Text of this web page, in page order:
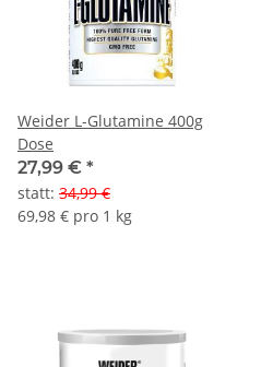
Weider L-Glutamine 400g
Dose
27,99 € *
statt: 34,99 €
69,98 € pro 1 kg